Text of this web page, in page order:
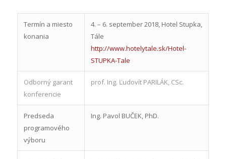
Termín a miesto
konania
4. – 6. september 2018, Hotel Stupka,
Tále
http://www.hotelytale.sk/Hotel-
STUPKA-Tale
Odborný garant
konferencie
prof. Ing. Ľudovít PARILÁK, CSc.
Predseda
programového
výboru
Ing. Pavol BUČEK, PhD.